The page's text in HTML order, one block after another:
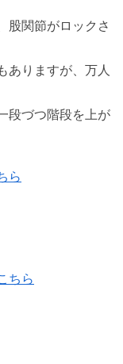
股関節がロックさ
ありますが、万人
段づつ階段を上が
ら
ちら